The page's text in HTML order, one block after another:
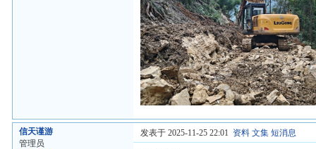
信天谨游
管理员
发表于 2025-11-25 22:01 资料 文集 短消息